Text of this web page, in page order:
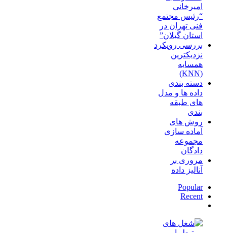
امیرخانی
“رئیس مجتمع
فنی تهران در
استان گیلان”
بررسی رویکرد
نزدیکترین
همسایه
(KNN)
دسته‌ بندی
داده‌ ها و مدل‌
های طبقه‌
بندی
روش های
آماده سازی
مجموعه
دادگان
مروری بر
آنالیز داده
Popular
Recent